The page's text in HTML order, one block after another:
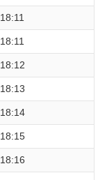
18:11
18:11
18:12
18:13
18:14
18:15
18:16